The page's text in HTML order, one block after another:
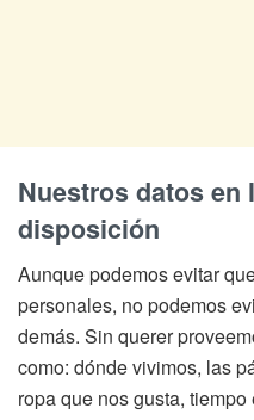
Nuestros datos en
disposición
Aunque podemos evitar
personales, no podemos
demás. Sin querer
como: dónde vivimos, las
ropa que nos gusta,